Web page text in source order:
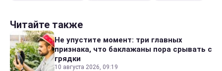
Читайте также
Не упустите момент: три главных
признака, что баклажаны пора срывать с
грядки
10 августа 2026, 09:19